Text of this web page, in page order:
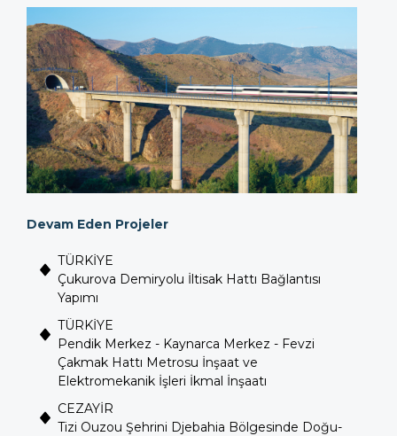
Devam Eden Projeler
TÜRKİYE
Çukurova Demiryolu İltisak Hattı Bağlantısı
Yapımı
TÜRKİYE
Pendik Merkez - Kaynarca Merkez - Fevzi
Çakmak Hattı Metrosu İnşaat ve
Elektromekanik İşleri İkmal İnşaatı
CEZAYİR
Tizi Ouzou Şehrini Djebahia Bölgesinde Doğu-